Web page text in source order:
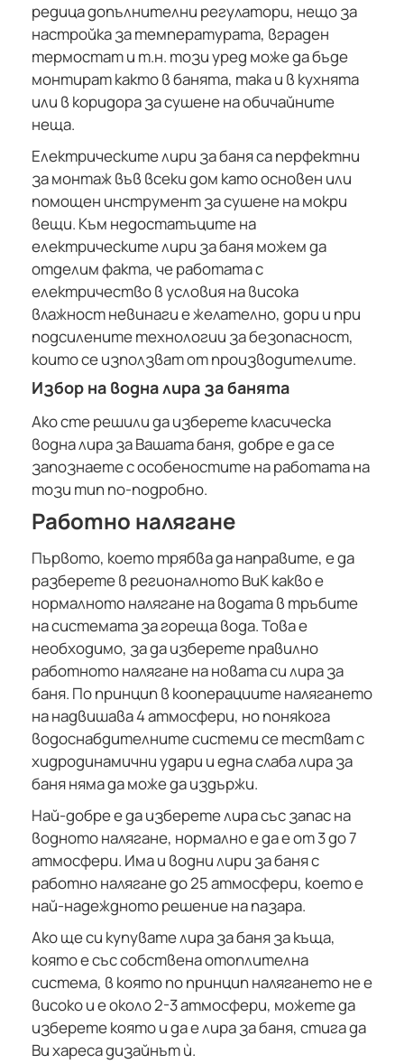
редица допълнителни регулатори, нещо за
настройка за температурата, вграден
термостат и т.н. този уред може да бъде
монтират както в банята, така и в кухнята
или в коридора за сушене на обичайните
неща.
Електрическите лири за баня са перфектни
за монтаж във всеки дом като основен или
помощен инструмент за сушене на мокри
вещи. Към недостатъците на
електрическите лири за баня можем да
отделим факта, че работата с
електричество в условия на висока
влажност невинаги е желателно, дори и при
подсилените технологии за безопасност,
които се използват от производителите.
Избор на водна лира за банята
Ако сте решили да изберете класическа
водна лира за Вашата баня, добре е да се
запознаете с особеностите на работата на
този тип по-подробно.
Работно налягане
Първото, което трябва да направите, е да
разберете в регионалното ВиК какво е
нормалното налягане на водата в тръбите
на системата за гореща вода. Това е
необходимо, за да изберете правилно
работното налягане на новата си лира за
баня. По принцип в кооперациите налягането
на надвишава 4 атмосфери, но понякога
водоснабдителните системи се тестват с
хидродинамични удари и една слаба лира за
баня няма да може да издържи.
Най-добре е да изберете лира със запас на
водното налягане, нормално е да е от 3 до 7
атмосфери. Има и водни лири за баня с
работно налягане до 25 атмосфери, което е
най-надеждното решение на пазара.
Ако ще си купувате лира за баня за къща,
която е със собствена отоплителна
система, в която по принцип налягането не е
високо и е около 2-3 атмосфери, можете да
изберете която и да е лира за баня, стига да
Ви хареса дизайнът ѝ.